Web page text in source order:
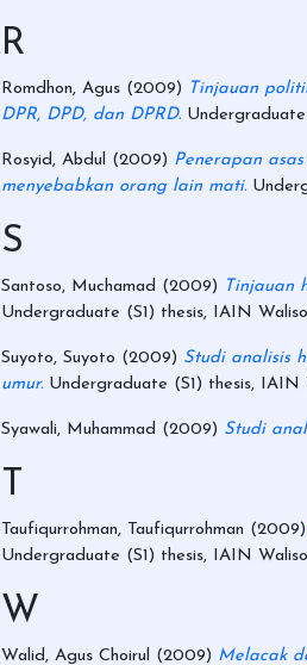
R
Romdhon, Agus (2009) Tinjauan
DPR, DPD, dan DPRD.
Rosyid, Abdul (2009) Penerapan
menyebabkan orang lain mati.
S
Santoso, Muchamad (2009) Tinjauan
Undergraduate (S1) thesis, IAIN
Suyoto, Suyoto (2009) Studi analisis
umur. Undergraduate (S1) thesis, IAIN
Syawali, Muhammad (2009) Studi
T
Taufiqurrohman, Taufiqurrohman (2009)
Undergraduate (S1) thesis, IAIN
W
Walid, Agus Choirul (2009) Melacak